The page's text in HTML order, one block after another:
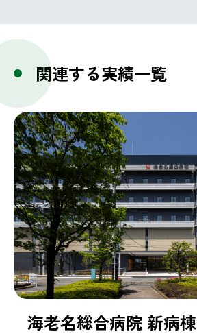
関連する実績一覧
海老名総合病院 新病棟